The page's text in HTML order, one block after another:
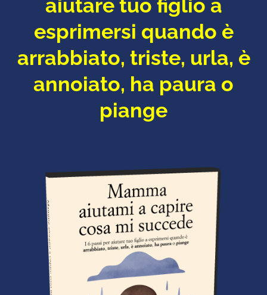
aiutare tuo figlio a
esprimersi quando è
arrabbiato, triste, urla, è
annoiato, ha paura o
piange